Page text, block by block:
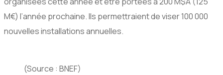
M€) l’année prochaine. Ils permettraient de viser 100 000
nouvelles installations annuelles.
(Source : BNEF)